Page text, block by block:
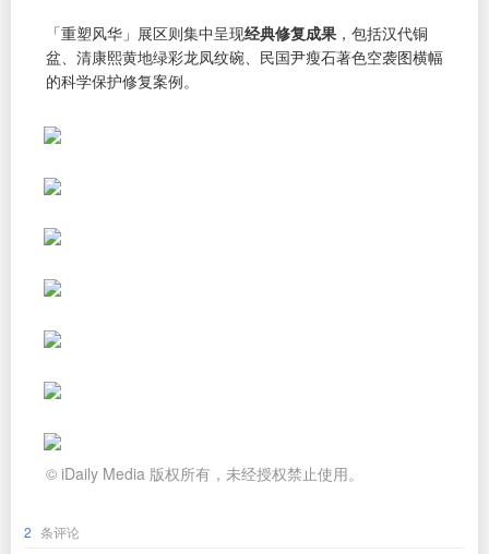
「重塑风华」展区则集中呈现经典修复成果 ，包括汉代铜
盆、清康熙黄地绿彩龙凤纹碗、民国尹瘦石著色空袭图横幅
的科学保护修复案例。
© iDaily Media 版权所有，未经授权禁止使用。
2 条评论